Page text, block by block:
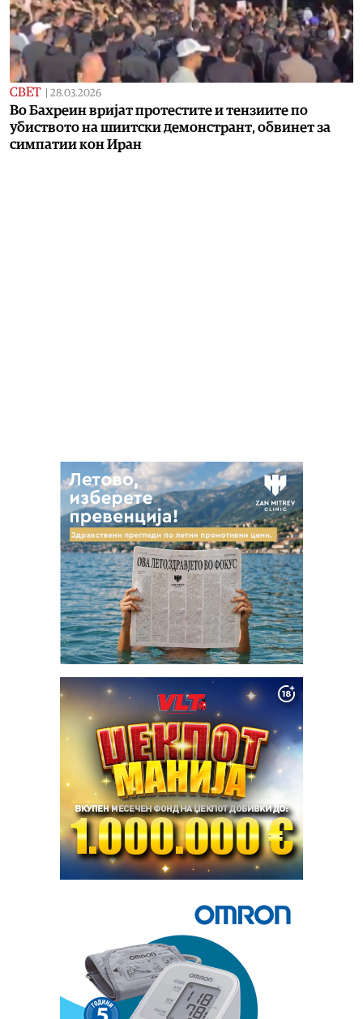
СВЕТ 28.03.2026
Во Бахреин вријат протестите и тензиите по
убиството на шиитски демонстрант, обвинет за
симпатии кон Иран